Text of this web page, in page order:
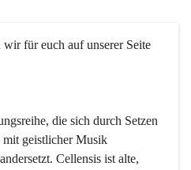
für euch auf unserer Seite
die sich durch Setzen
mit geistlicher Musik
Cellensis ist alte,